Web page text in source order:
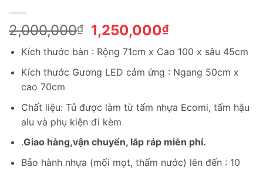
2,000,000₫
Giá
gốc
là:
2,000,000₫.
1,250,000₫Giá
hiện
tại
là:
Kích thước bàn : Rộng 71cm x Cao 100 x sâu 45cm
Kích thước Gương LED cảm ứng : Ngang 50cm x
cao 70cm
Chất liệu: Tủ được làm từ tấm nhựa Ecomi, tấm hậu
alu và phụ kiện đi kèm
.Giao hàng,vận chuyển, lắp ráp miễn phí.
Bảo hành nhựa (mối mọt, thấm nước) lên đến : 10